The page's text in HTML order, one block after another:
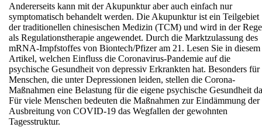
Andererseits kann mit der Akupunktur aber auch einfach nur
symptomatisch behandelt werden. Die Akupunktur ist ein Teilgebiet
der traditionellen chinesischen Medizin (TCM) und wird in der
als Regulationstherapie angewendet. Durch die Marktzulassung des
mRNA-Impfstoffes von Biontech/Pfizer am 21. Lesen Sie in diesem
Artikel, welchen Einfluss die Coronavirus-Pandemie auf die
psychische Gesundheit von depressiv Erkrankten hat. Besonders für
Menschen, die unter Depressionen leiden, stellen die Corona-
Maßnahmen eine Belastung für die eigene psychische Gesundheit
Für viele Menschen bedeuten die Maßnahmen zur Eindämmung der
Ausbreitung von COVID-19 das Wegfallen der gewohnten
Tagesstruktur.